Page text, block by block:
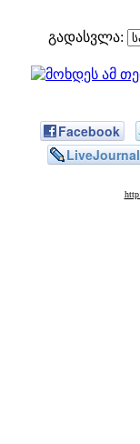
გადასვლა:
Facebook
LiveJournal